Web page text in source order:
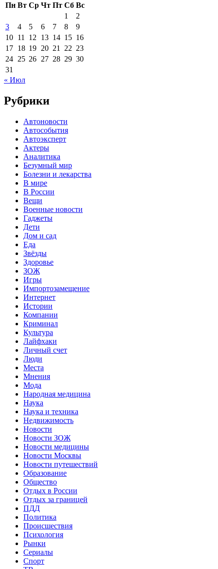
Пн Вт Ср Чт Пт Сб Вс
1
2
3
4 5 6 7 8
9
10 11 12 13 14 15 16
17 18 19 20 21 22 23
24 25 26 27 28 29 30
31
« Июл
Рубрики
Автоновости
Автособытия
Автоэксперт
Актеры
Аналитика
Безумный мир
Болезни и лекарства
В мире
В России
Вещи
Военные новости
Гаджеты
Дети
Дом и сад
Еда
Звёзды
Здоровье
ЗОЖ
Игры
Импортозамещение
Интернет
Истории
Компании
Криминал
Культура
Лайфхаки
Личный счет
Люди
Места
Мнения
Мода
Народная медицина
Наука
Наука и техника
Недвижимость
Новости
Новости ЗОЖ
Новости медицины
Новости Москвы
Новости путешествий
Образование
Общество
Отдых в России
Отдых за границей
ПДД
Политика
Происшествия
Психология
Рынки
Сериалы
Спорт